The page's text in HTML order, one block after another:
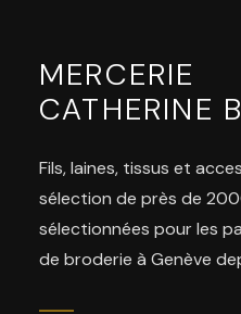
MERCERIE
CATHERINE B
Fils, laines, tissus et
sélection de près de
sélectionnées pour les
de broderie à Genève